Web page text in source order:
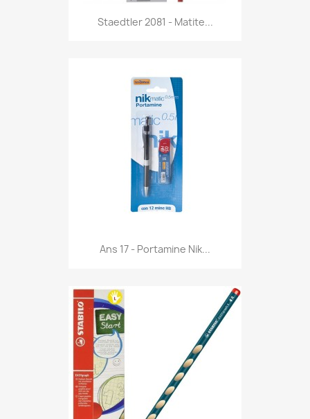
Anteprima
Staedtler 2081 - Matite...
Anteprima
Ans 17 - Portamine Nik...